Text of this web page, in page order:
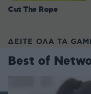
Cut The Rope
ΔΕΙΤΕ ΟΛΑ ΤΑ
Best of